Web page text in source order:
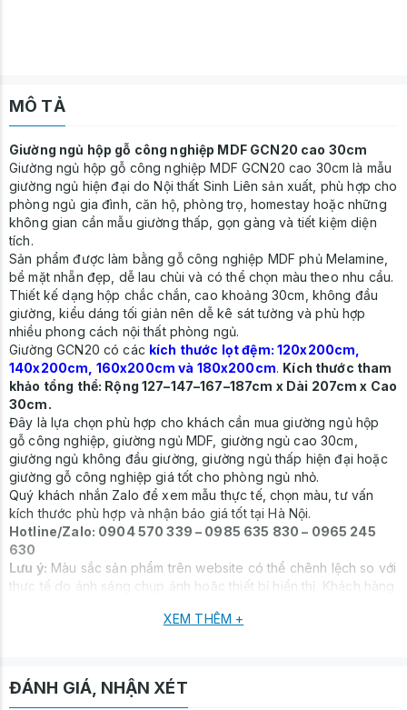
MÔ TẢ
Giường ngủ hộp gỗ công nghiệp MDF GCN20 cao 30cm
Giường ngủ hộp gỗ công nghiệp MDF GCN20 cao 30cm là mẫu
giường ngủ hiện đại do Nội thất Sinh Liên sản xuất, phù hợp cho
phòng ngủ gia đình, căn hộ, phòng trọ, homestay hoặc những
không gian cần mẫu giường thấp, gọn gàng và tiết kiệm diện
tích.
Sản phẩm được làm bằng gỗ công nghiệp MDF phủ Melamine,
bề mặt nhẵn đẹp, dễ lau chùi và có thể chọn màu theo nhu cầu.
Thiết kế dạng hộp chắc chắn, cao khoảng 30cm, không đầu
giường, kiểu dáng tối giản nên dễ kê sát tường và phù hợp
nhiều phong cách nội thất phòng ngủ.
Giường GCN20 có các kích thước lọt đệm: 120x200cm,
140x200cm, 160x200cm và 180x200cm. Kích thước tham
khảo tổng thể: Rộng 127–147–167–187cm x Dài 207cm x Cao
30cm.
Đây là lựa chọn phù hợp cho khách cần mua giường ngủ hộp
gỗ công nghiệp, giường ngủ MDF, giường ngủ cao 30cm,
giường ngủ không đầu giường, giường ngủ thấp hiện đại hoặc
giường gỗ công nghiệp giá tốt cho phòng ngủ nhỏ.
Quý khách nhắn Zalo để xem mẫu thực tế, chọn màu, tư vấn
kích thước phù hợp và nhận báo giá tốt tại Hà Nội.
Hotline/Zalo: 0904 570 339 – 0985 635 830 – 0965 245
630
Lưu ý: Màu sắc sản phẩm trên website có thể chênh lệch so với
thực tế do ánh sáng chụp ảnh hoặc thiết bị hiển thị. Khách hàng
XEM THÊM +
ĐÁNH GIÁ, NHẬN XÉT